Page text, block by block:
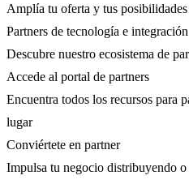
Amplía tu oferta y tus
Partners de tecnología e integración
Descubre nuestro ecosistema de
Accede al portal de partners
Encuentra todos los recursos para
lugar
Conviértete en partner
Impulsa tu negocio distribuyendo